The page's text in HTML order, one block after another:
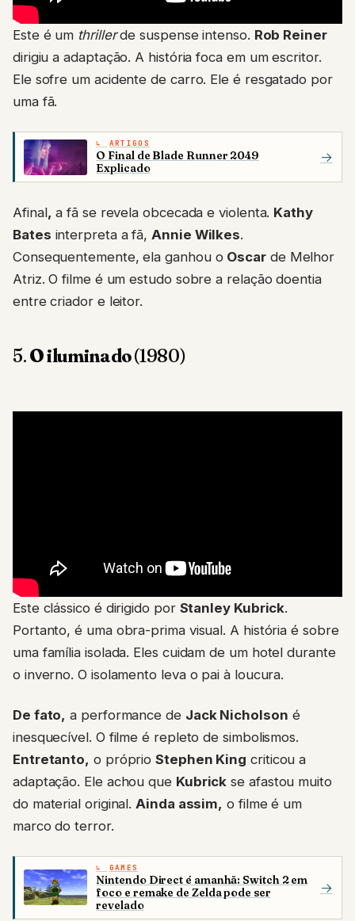
Este é um thrillerde suspense intenso. Rob Reiner
dirigiu a adaptação. A história foca em um escritor.
Ele sofre um acidente de carro. Ele é resgatado por
uma fã.
ARTIGOS
O Final de Blade Runner 2049
Explicado
→
Afinal, a fã se revela obcecada e violenta. Kathy
Bates interpreta a fã,Annie Wilkes.
Consequentemente, ela ganhou o Oscar de Melhor
Atriz. O filme é um estudo sobre a relação doentia
entre criador e leitor.
5.O iluminado(1980)
Este clássico é dirigido por Stanley Kubrick.
Portanto, é uma obra-prima visual. A história é sobre
uma família isolada. Eles cuidam de um hotel durante
o inverno. O isolamento leva o pai à loucura.
De fato, a performance de Jack Nicholson é
inesquecível. O filme é repleto de simbolismos.
Entretanto, o próprioStephen King criticou a
adaptação. Ele achou que Kubrick se afastou muito
do material original. Ainda assim, o filme é um
marco do terror.
GAMES
Nintendo Direct é amanhã: Switch 2 em
foco e remake de Zelda pode ser
revelado
→